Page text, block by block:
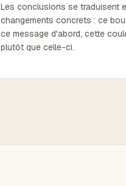
Les conclusions se traduisent
changements concrets : ce
ce message d'abord, cette
plutôt que celle-ci.